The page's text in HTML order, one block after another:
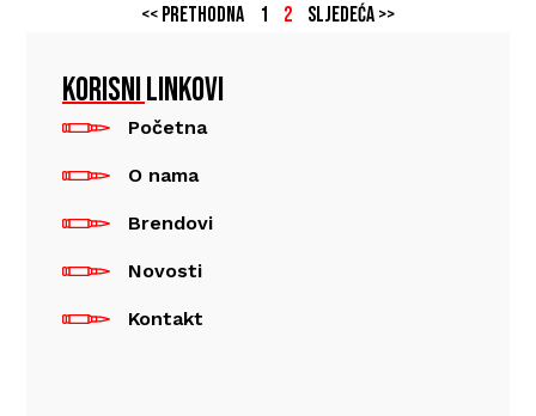
<< Prethodna 1 2 Sljedeća >>
KORISNI LINKOVI
Početna
O nama
Brendovi
Novosti
Kontakt